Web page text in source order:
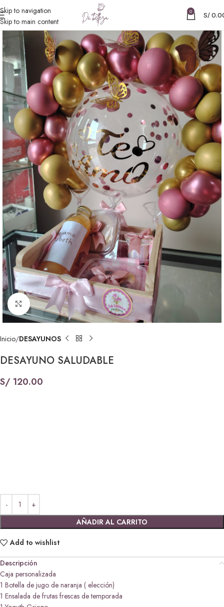
Skip to navigation
Skip to main content
0 S/
Click to enlarge
Inicio DESAYUNOS
DESAYUNO SALUDABLE
S/ 120.00
AÑADIR AL CARRITO
Add to wishlist
Descripción
Caja personalizada
1 Botella de jugo de naranja ( elección)
1 Ensalada de frutas frescas de temporada